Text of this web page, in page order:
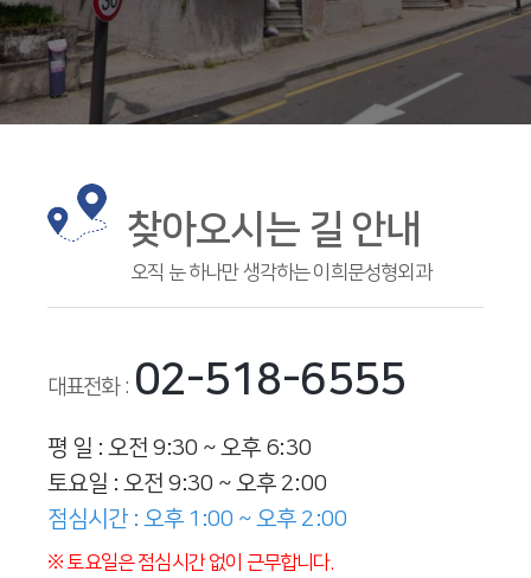
찾아오시는 길 안내
오직 눈 하나만 생각하는 이희문성형외과
대표전화 : 02-518-6555
평 일 : 오전 9:30 ~ 오후 6:30
토요일 : 오전 9:30 ~ 오후 2:00
점심시간 : 오후 1:00 ~ 오후 2:00
※ 토요일은 점심시간 없이 근무합니다.